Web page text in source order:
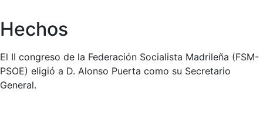
Hechos
El II congreso de la Federación Socialista Madrileña (FSM-
PSOE) eligió a D. Alonso Puerta como su Secretario
General.